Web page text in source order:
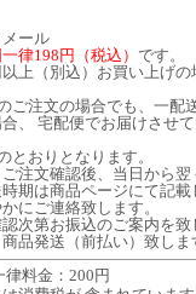
メール
律198円（税込） です。
上（別込）お買い上げの
ご注文の場合でも、一配
合、 宅配便でお届けさせ
とおりとなります。
注文確認後、当日から翌
期は商品ページにて記載
にご連絡致します。
次第お振込のご案内を致
品発送（前払い）致しま
料金：200円